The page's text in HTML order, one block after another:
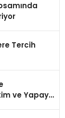
Tercih
ve Yapay